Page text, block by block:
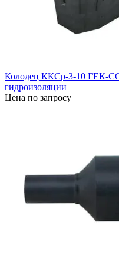
Колодец ККСр-3-10 ГЕК-
гидроизоляции
Цена по запросу